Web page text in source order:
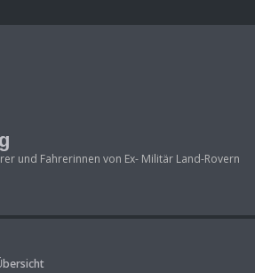
und Fahrerinnen von Ex- Militär Land-Rovern